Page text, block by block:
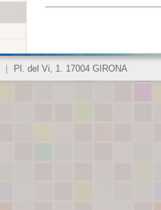
Pl. del Vi, 1. 17004 GIRONA